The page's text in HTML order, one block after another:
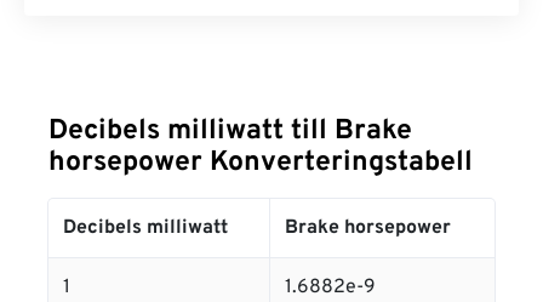
Decibels milliwatt till Brake
horsepower Konverteringstabell
Decibels milliwatt Brake horsepower
1 1.6882e-9